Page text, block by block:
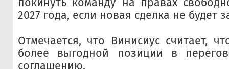
2027 года, если новая сделка не будет
Отмечается, что Винисиус считает,
более выгодной позиции в
соглашению.